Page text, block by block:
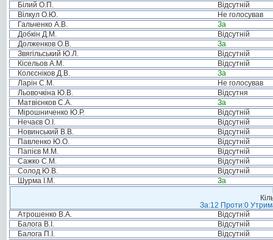
Білий О.П.
Відсутній
Вілкул О.Ю.
Не голосував
Гальченко А.В.
За
Добкін Д.М.
Відсутній
Долженков О.В.
За
Звягільський Ю.Л.
Відсутній
Кісельов А.М.
Відсутній
Колєсніков Д.В.
За
Ларін С.М.
Не голосував
Льовочкіна Ю.В.
Відсутня
Матвієнков С.А.
За
Мірошниченко Ю.Р.
Відсутній
Нечаєв О.І.
Відсутній
Новинський В.В.
Відсутній
Павленко Ю.О.
Відсутній
Папієв М.М.
Відсутній
Сажко С.М.
Відсутній
Солод Ю.В.
Відсутній
Шурма І.М.
За
За:12 Проти:0
Атрошенко В.А.
Відсутній
Балога В.І.
Відсутній
Балога П.І.
Відсутній